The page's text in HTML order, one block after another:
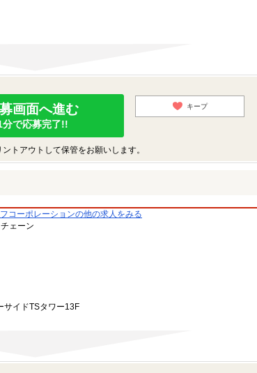
画面へ進む
分で応募完了!!
キープ
トアウトして保管をお願いします。
コーポレーションの他の求人をみる
ェーン
イドTSタワー13F